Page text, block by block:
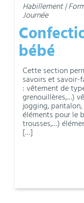
Habillement |
Journée
bébé
Cette section
savoirs et savoir-
: vêtement de
grenouillères,…)
jogging,
éléments pour le
trousses,…)
[…]